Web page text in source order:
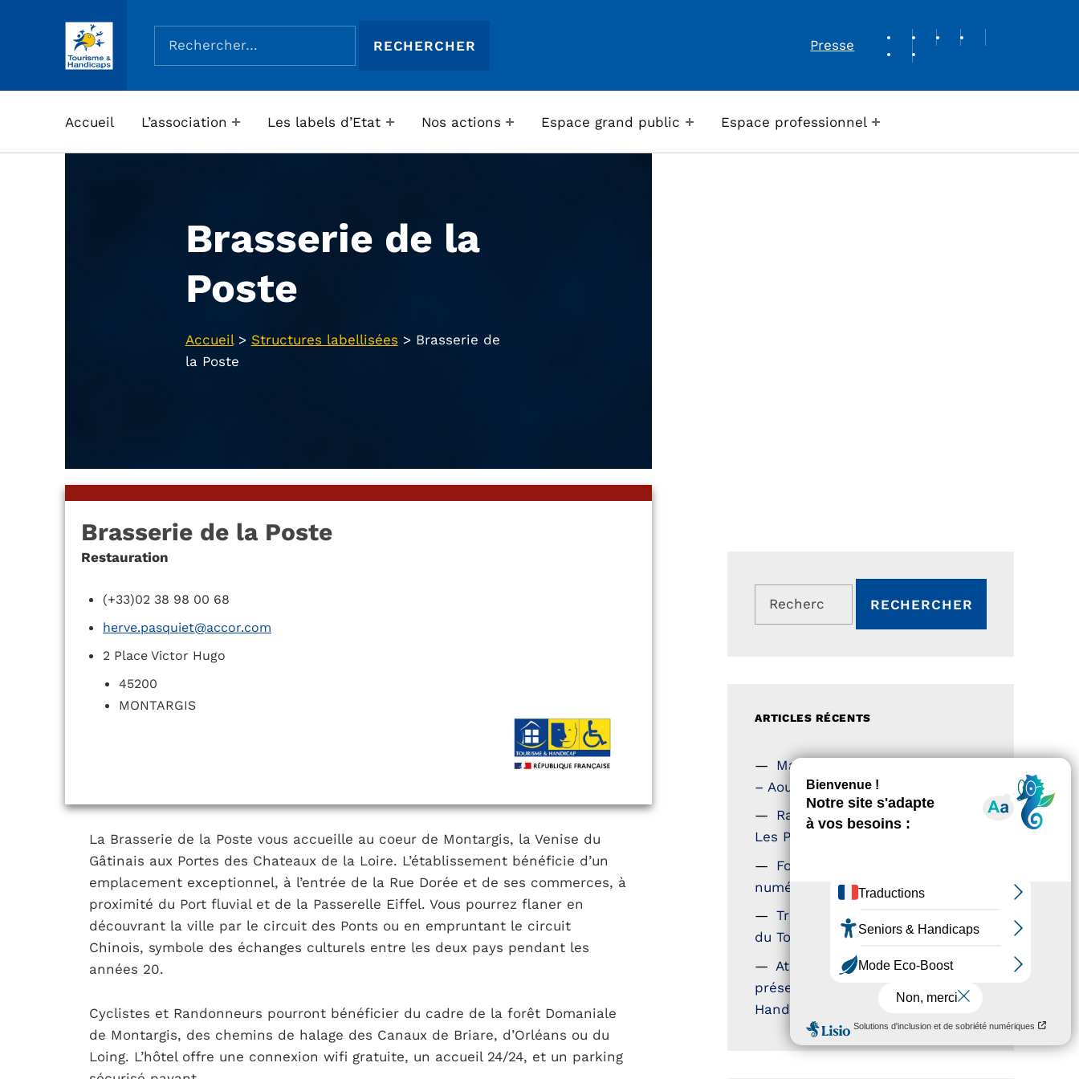
ASSOCIATION TOURISME ET HANDICAPS
Rechercher :
Presse
REVUE DE PRESSE
Accueil L’association Les labels d’Etat Nos actions Espace grand public Espace professionnel
Brasserie de la
Poste
Accueil> Structures labellisées > Brasserie de
la Poste
Brasserie de la Poste
Restauration
(+33)02 38 98 00 68
herve.pasquiet@accor.com
2 Place Victor Hugo
45200
MONTARGIS
La Brasserie de la Poste vous accueille au coeur de Montargis, la Venise du
Gâtinais aux Portes des Chateaux de la Loire. L’établissement bénéficie d’un
emplacement exceptionnel, à l’entrée de la Rue Dorée et de ses commerces, à
proximité du Port fluvial et de la Passerelle Eiffel. Vous pourrez flaner en
découvrant la ville par le circuit des Ponts ou en empruntant le circuit
Chinois, symbole des échanges culturels entre les deux pays pendant les
années 20.
Cyclistes et Randonneurs pourront bénéficier du cadre de la forêt Domaniale
de Montargis, des chemins de halage des Canaux de Briare, d’Orléans ou du
Loing. L’hôtel offre une connexion wifi gratuite, un accueil 24/24, et un parking
Rechercher :
ARTICLES RÉCENTS
Magazine Tourisme Accessible
– Aout 2026
Rallye Aicha des Gazelles –
Les Petillantes
Formation Communication
numérique
Trophées Horizons – Acteurs
du Tourisme Durable
Atout France – flyer
présentation label Tourisme &
Handicap